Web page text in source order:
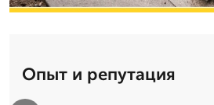
Опыт и репутация